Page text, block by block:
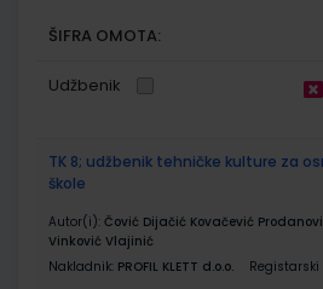
ŠIFRA OMOTA:
Udžbenik
TK 8; udžbenik tehničke kulture za
škole
Autor(i): Čović Dijačić Kovačević
Vinković Vlajinić
Nakladnik: PROFIL KLETT d.o.o.